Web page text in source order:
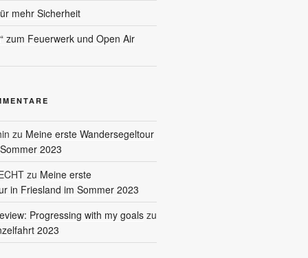
mehr Sicherheit
zum Feuerwerk und Open Air
zu Meine erste Wandersegeltour
2023
zu Meine erste
in Friesland im Sommer 2023
Progressing with my goalszu
2023